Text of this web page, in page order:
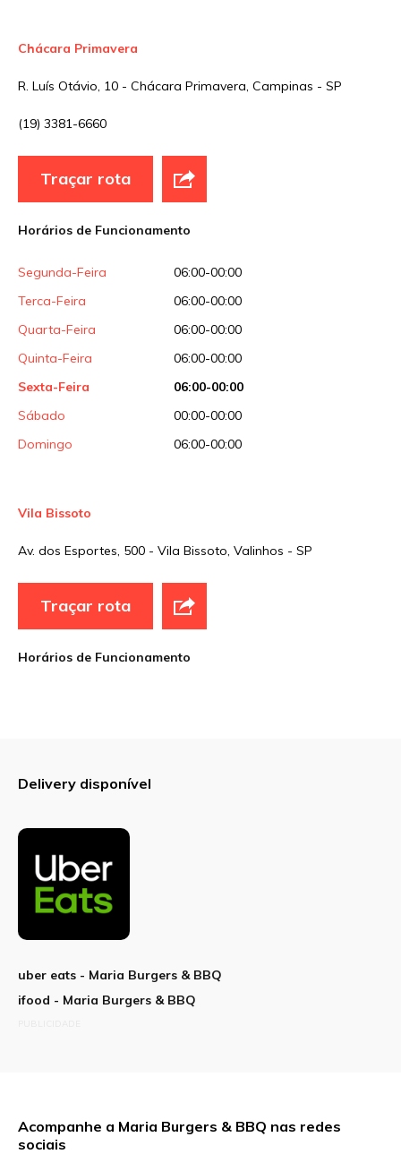
Chácara Primavera
R. Luís Otávio, 10 - Chácara Primavera, Campinas - SP
(19) 3381-6660
Traçar rota
Horários de Funcionamento
Segunda-Feira
06:00-00:00
Terca-Feira
06:00-00:00
Quarta-Feira
06:00-00:00
Quinta-Feira
06:00-00:00
Sexta-Feira
06:00-00:00
Sábado
00:00-00:00
Domingo
06:00-00:00
Vila Bissoto
Av. dos Esportes, 500 - Vila Bissoto, Valinhos - SP
Traçar rota
Horários de Funcionamento
Delivery disponível
uber eats - Maria Burgers & BBQ
ifood - Maria Burgers & BBQ
Acompanhe a Maria Burgers & BBQ nas redes
sociais